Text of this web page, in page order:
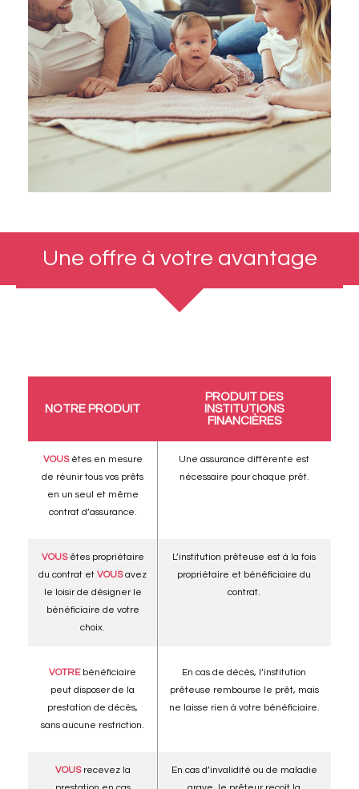
Une offre à votre avantage
NOTRE PRODUIT
PRODUIT DES
INSTITUTIONS
FINANCIÈRES
VOUSêtes en mesure
de réunir tous vos prêts
en un seul et même
contrat d’assurance.
Une assurance différente est
nécessaire pour chaque prêt.
VOUSêtes propriétaire
du contrat et VOUSavez
le loisir de désigner le
bénéficiaire de votre
choix.
L’institution prêteuse est à la fois
propriétaire et bénéficiaire du
contrat.
VOTREbénéficiaire
peut disposer de la
prestation de décès,
sans aucune restriction.
En cas de décès, l’institution
prêteuse rembourse le prêt, mais
ne laisse rien à votre bénéficiaire.
VOUSrecevez la
En cas d’invalidité ou de maladie